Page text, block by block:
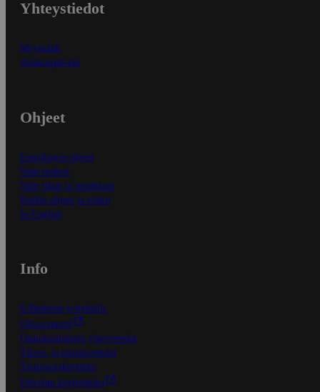
Yhteystiedot
Myymälät
Asiakaspalvelu
Ohjeet
Ensitilaajan ohjeet
Näin maksat
Näin tilaat ja muokkaat
Kaikki ohjeet ja vinkit
In English
Info
S-Business yrityksille
Oiva-raportit
Osuuskauppojen yhteystiedot
Tilaus- ja toimitusehdot
Tietosuojakäytäntö
Palvelun käyttöehdot